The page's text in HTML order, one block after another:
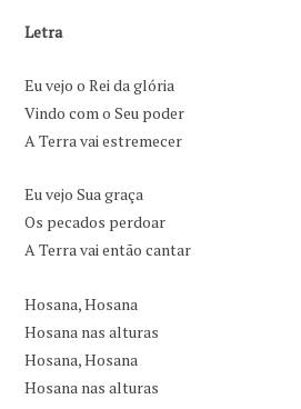
Letra
Eu vejo o Rei da glória
Vindo com o Seu poder
A Terra vai estremecer
Eu vejo Sua graça
Os pecados perdoar
A Terra vai então cantar
Hosana, Hosana
Hosana nas alturas
Hosana, Hosana
Hosana nas alturas